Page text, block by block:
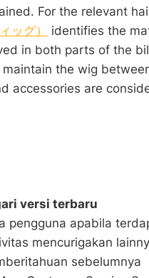
For the relevant
ッグ）
identifies the
in both parts of the
the wig
accessories are
versi terbaru
pengguna apabila
mencurigakan
sebelumnya